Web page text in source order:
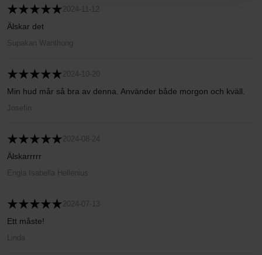
2024-11-12
Älskar det
Supakan Wanthong
2024-10-20
Min hud mår så bra av denna. Använder både morgon och kväll.
Josefin
2024-08-24
Älskarrrrr
Engla Isabella Hellenius
2024-07-13
Ett måste!
Linda